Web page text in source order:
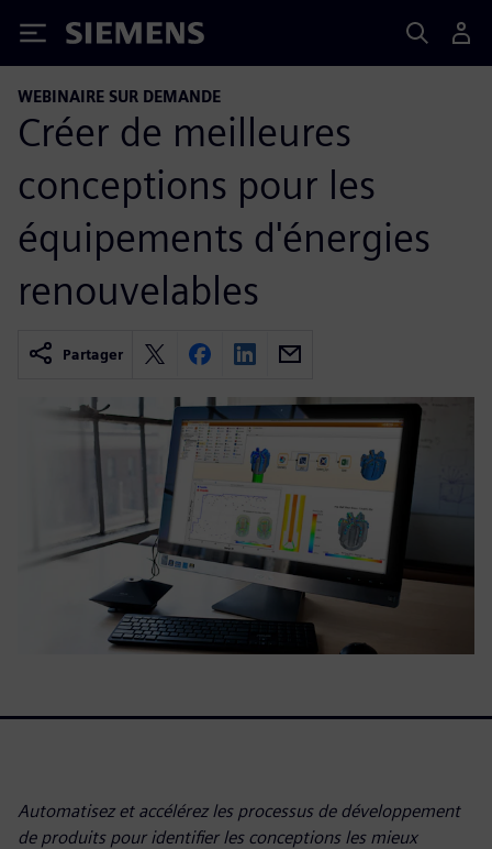
Siemens
WEBINAIRE SUR DEMANDE
Créer de meilleures
conceptions pour les
équipements d'énergies
renouvelables
Partager
Automatisez et accélérez les processus de développement
de produits pour identifier les conceptions les mieux